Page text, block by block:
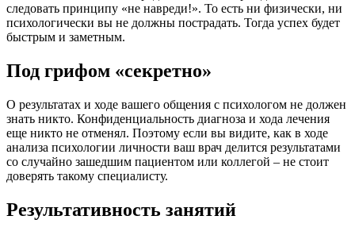
следовать принципу «не навреди!». То есть ни физически, ни
психологически вы не должны пострадать. Тогда успех будет
быстрым и заметным.
Под грифом «секретно»
О результатах и ходе вашего общения с психологом не должен
знать никто. Конфиденциальность диагноза и хода лечения
еще никто не отменял. Поэтому если вы видите, как в ходе
анализа психологии личности ваш врач делится результатами
со случайно зашедшим пациентом или коллегой – не стоит
доверять такому специалисту.
Результативность занятий